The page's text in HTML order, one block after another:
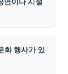
화 행사가 있